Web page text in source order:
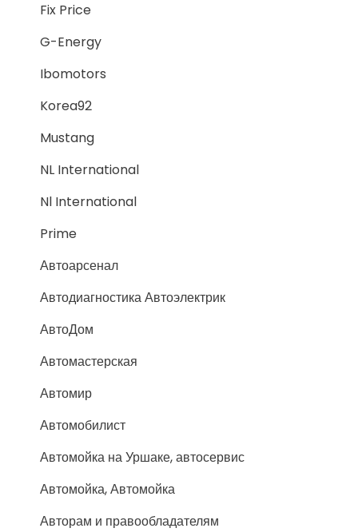
Fix Price
G-Energy
Ibomotors
Korea92
Mustang
NL International
Nl International
Prime
Автоарсенал
Автодиагностика Автоэлектрик
АвтоДом
Автомастерская
Автомир
Автомобилист
Автомойка на Уршаке, автосервис
Автомойка, Автомойка
Авторам и правообладателям